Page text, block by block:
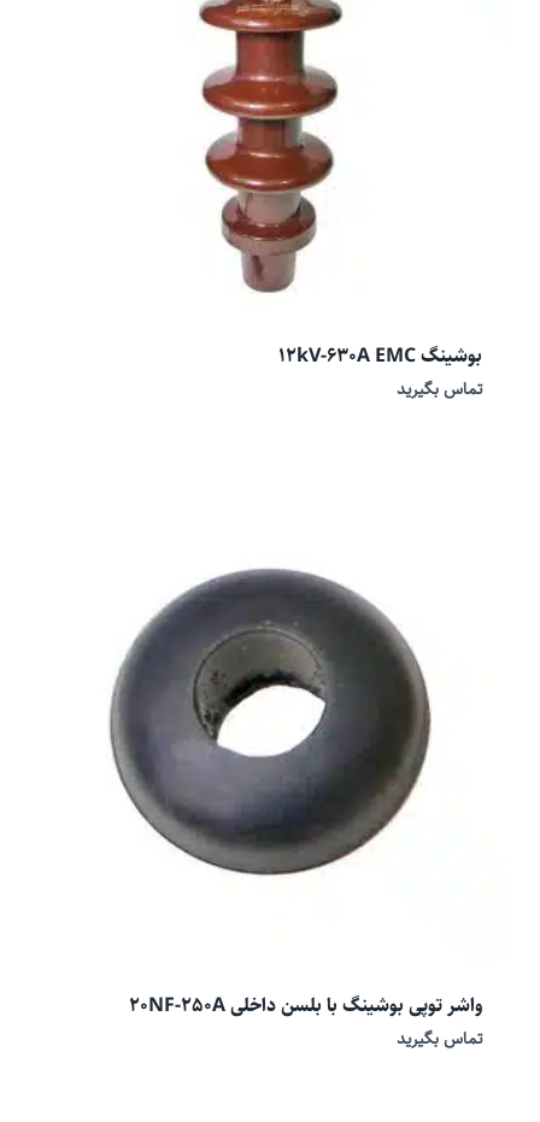
بوشینگ 12kV-630A EMC
تماس بگیرید
واشر توپی بوشینگ با بلسن داخلی 20NF-250A
تماس بگیرید